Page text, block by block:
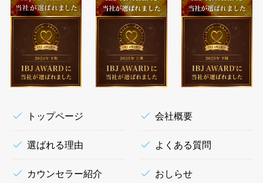
トップページ
選ばれる理由
カウンセラー紹介
会社概要
よくある質問
おしらせ